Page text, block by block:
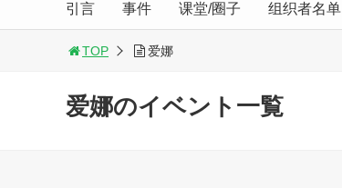
引言 事件 课堂/圈子 组织者名单
TOP 爱娜
爱娜のイベント一覧